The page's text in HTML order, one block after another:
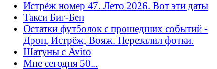
Истрёж номер 47. Лето 2026. Вот эти даты
Такси Биг-Бен
Остатки футболок с прошедших событий -
Дроп, Истрёж, Вояж. Перезалил фотки.
Шатуны с Avito
Мне сегодня 50...